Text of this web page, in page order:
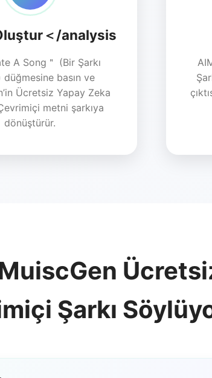
＜/analysis
A Song＂ (Bir Şarkı
düğmesine basın ve
Ücretsiz Yapay Zeka
Çevrimiçi metni şarkıya
dönüştürür.
Şarkı